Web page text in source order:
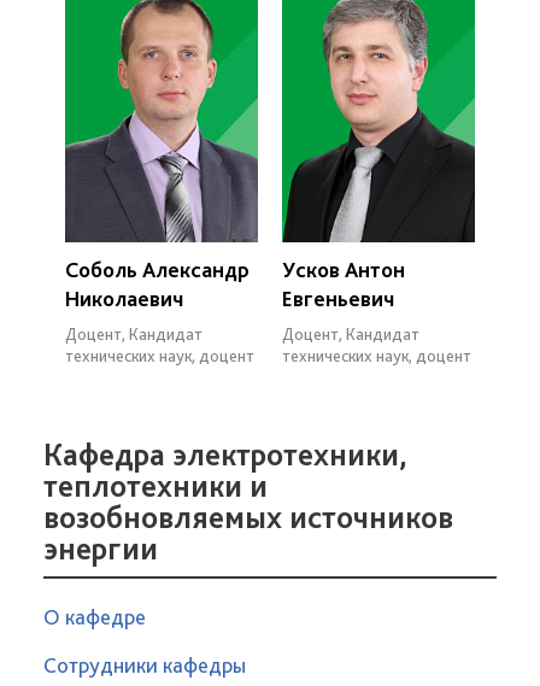
Соболь Александр
Николаевич
Доцент, Кандидат
технических наук, доцент
Усков Антон
Евгеньевич
Доцент, Кандидат
технических наук, доцент
Кафедра электротехники,
теплотехники и
возобновляемых источников
энергии
О кафедре
Сотрудники кафедры